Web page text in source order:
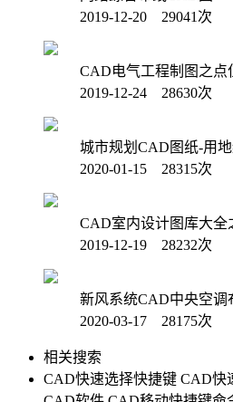
2019-12-20 29041次
CAD电气工程制图之点
2019-12-24 28630次
城市规划CAD图纸-用
2020-01-15 28315次
CAD室内设计图库大全
2019-12-19 28232次
新风系统CAD中央空调
2020-03-17 28175次
相关搜索
CAD快速选择快捷键 CAD快